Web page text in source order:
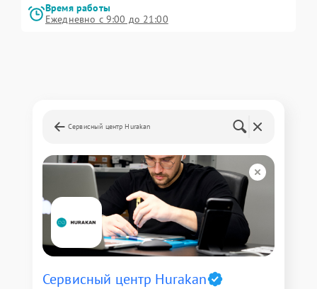
Время работы
Ежедневно с 9:00 до 21:00
Сервисный центр Hurakan
Сервисный центр Hurakan